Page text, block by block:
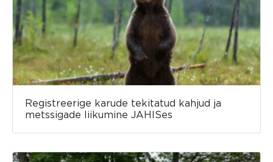
Registreerige karude tekitatud kahjud ja
metssigade liikumine JAHISes